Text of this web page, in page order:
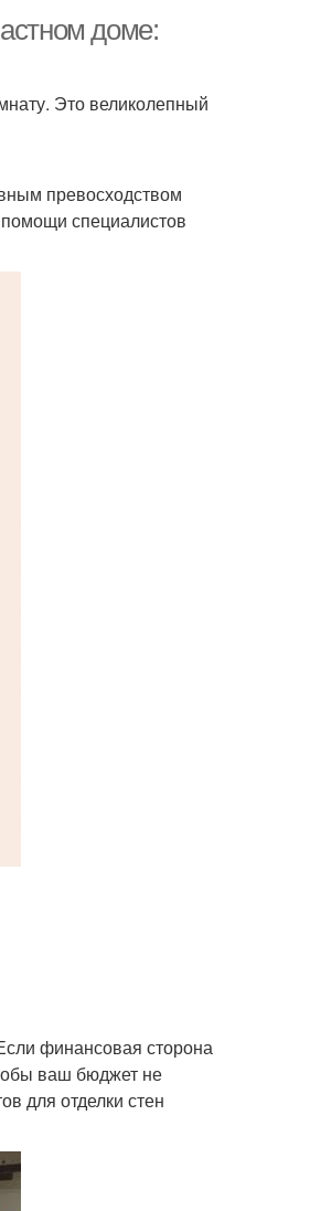
доме:
Это великолепный
превосходством
специалистов
финансовая сторона
ваш бюджет не
для отделки стен